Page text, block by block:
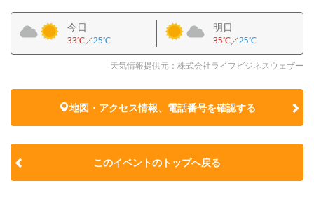
今日
33℃／25℃
明日
35℃／25℃
天気情報提供元：株式会社ライフビジネスウェザー
地図・アクセス情報、電話番号を確認する
このイベントのトップへ戻る